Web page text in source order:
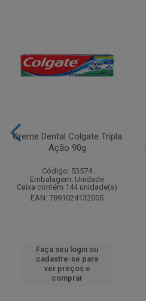
Creme Dental Colgate Tripla
Ação 90g
Código: 53574
Embalagem: Unidade
Caixa contém 144 unidade(s)
EAN: 7891024132005
Faça seu login ou
cadastre-se para
ver preços e
comprar